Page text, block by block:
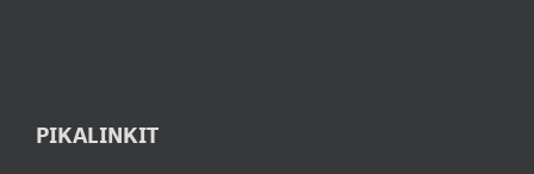
PIKALINKIT